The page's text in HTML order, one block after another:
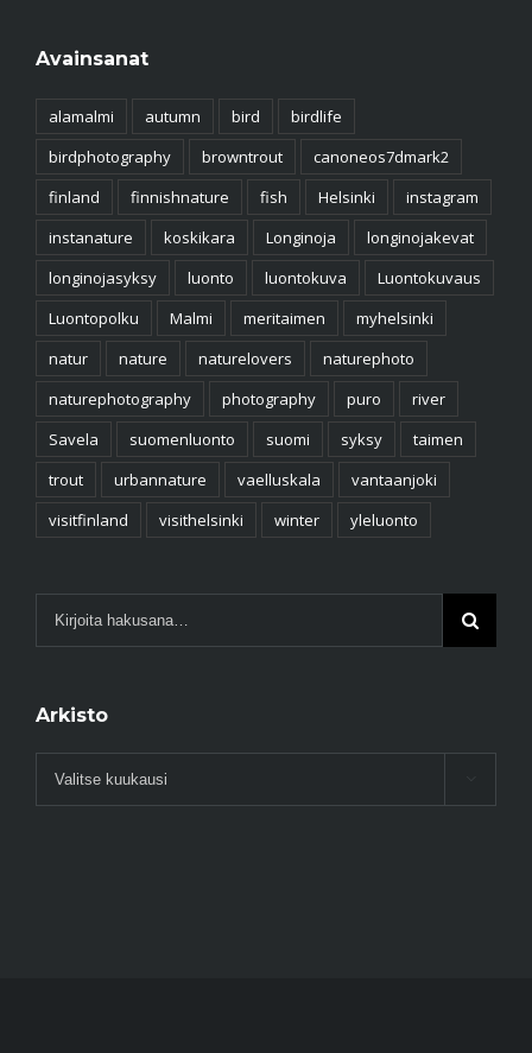
Avainsanat
alamalmi autumn bird
birdlife
birdphotography
browntrout
canoneos7dmark2
finland
finnishnature fish Helsinki
instagram
instanature
koskikara Longinoja
longinojakevat
longinojasyksy
luonto luontokuva
Luontokuvaus
Luontopolku
Malmi meritaimen
myhelsinki
natur
nature naturelovers
naturephoto
naturephotography
photography puro
river
Savela
suomenluonto suomi syksy
taimen
trout
urbannature vaelluskala
vantaanjoki
visitfinland
visithelsinki winter yleluonto
Arkisto
Arkisto